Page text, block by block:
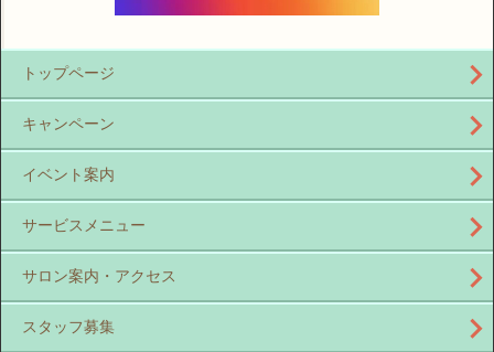
トップページ
キャンペーン
イベント案内
サービスメニュー
サロン案内・アクセス
スタッフ募集